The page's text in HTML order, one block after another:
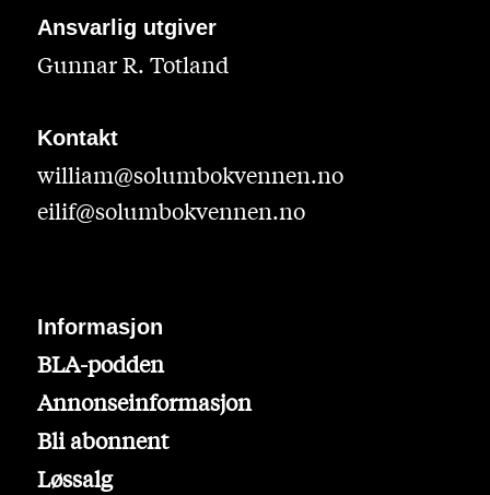
Ansvarlig utgiver
Gunnar R. Totland
Kontakt
william@solumbokvennen.no
eilif@solumbokvennen.no
Informasjon
BLA-podden
Annonseinformasjon
Bli abonnent
Løssalg